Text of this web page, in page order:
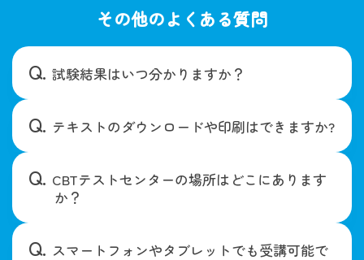
その他のよくある質問
試験結果はいつ分かりますか？
テキストのダウンロードや印刷はできますか?
CBTテストセンターの場所はどこにあります
か？
スマートフォンやタブレットでも受講可能で